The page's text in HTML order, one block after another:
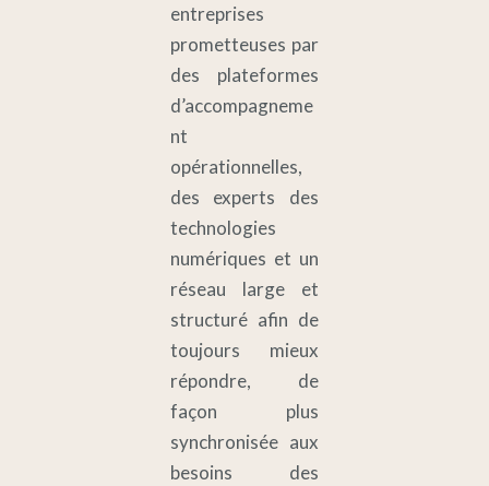
entreprises
prometteuses par
des plateformes
d’accompagneme
nt
opérationnelles,
des experts des
technologies
numériques et un
réseau large et
structuré afin de
toujours mieux
répondre, de
façon plus
synchronisée aux
besoins des